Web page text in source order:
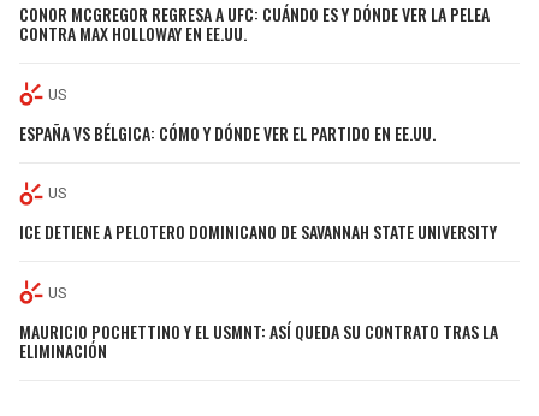
CONOR MCGREGOR REGRESA A UFC: CUÁNDO ES Y DÓNDE VER LA PELEA
CONTRA MAX HOLLOWAY EN EE.UU.
US
ESPAÑA VS BÉLGICA: CÓMO Y DÓNDE VER EL PARTIDO EN EE.UU.
US
ICE DETIENE A PELOTERO DOMINICANO DE SAVANNAH STATE UNIVERSITY
US
MAURICIO POCHETTINO Y EL USMNT: ASÍ QUEDA SU CONTRATO TRAS LA
ELIMINACIÓN